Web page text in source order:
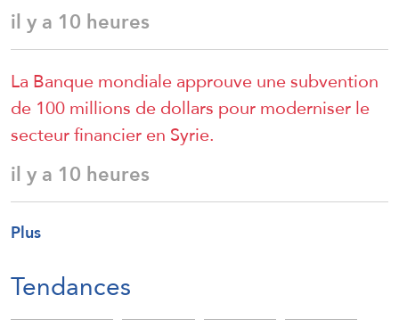
il y a 10 heures
La Banque mondiale approuve une subvention
de 100 millions de dollars pour moderniser le
secteur financier en Syrie.
il y a 10 heures
Plus
Tendances